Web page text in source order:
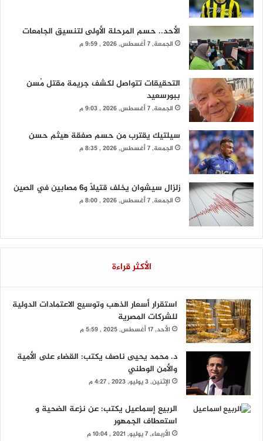
الأحد.. حسم المرحلة الأولى لتنسيق الجامعات
الجمعة, 7 أغسطس, 2026 , 9:59 م
التحقيقات تتواصل لكشف جريمة مقتل مُسن
ببورسعيد
الجمعة, 7 أغسطس, 2026 , 9:03 م
سيلتيك يقترب من حسم صفقة هيثم حسن
الجمعة, 7 أغسطس, 2026 , 8:35 م
زلزال سيشوان يخلف قتيلًا و6 مصابين في الصين
الجمعة, 7 أغسطس, 2026 , 8:00 م
الأكثر قراءة
استقرار أسعار الذهب وتوسيع الاعتمادات الدولية
للشركات المصرية
الأحد, 17 أغسطس, 2025 , 5:59 م
د. محمد يحيى ناصف يكتب: القضاء على الأمية
والأمن الوطني
الإثنين, 3 يوليو, 2023 , 4:27 م
الربيع إسماعيل يكتب: عن نزعة الضحية و
استعطاف الجمهور
الأربعاء, 7 يوليو, 2021 , 10:04 م